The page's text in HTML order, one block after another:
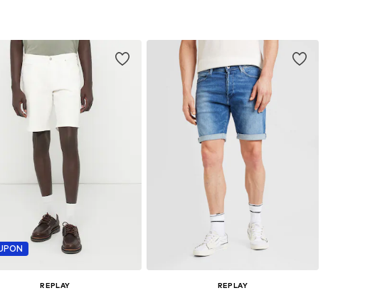
REPLAY
REPLAY